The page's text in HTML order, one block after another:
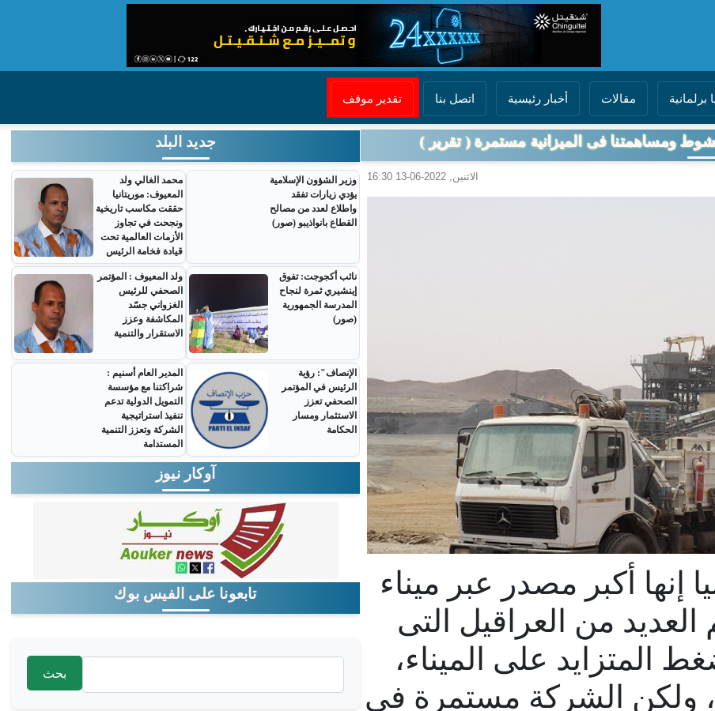
برلمانية مقالات أخبار رئيسية اتصل بنا تقدير موقف
ومساهمتنا فى الميزانية مستمرة ( تقرير )
الاثنين, 2022-06-13 16:30
أكبر مصدر عبر ميناء
من العراقيل التى
المتزايد على الميناء،
ولكن الشركة مستمرة فى
جديد البلد
وزير الشؤون الإسلامية
يؤدي زيارات تفقد
واطلاع لعدد من مصالح
القطاع بانواذيبو (صور)
محمد الغالي ولد
المعيوف: موريتانيا
حققت مكاسب تاريخية
ونجحت في تجاوز
الأزمات العالمية تحت
قيادة فخامة الرئيس
نائب أكجوجت: تفوق
إينشيري ثمرة لنجاح
المدرسة الجمهورية
(صور)
ولد المعيوف : المؤتمر
الصحفي للرئيس
الغزواني جسّد
المكاشفة وعزز
الاستقرار والتنمية
الإنصاف": رؤية
الرئيس في المؤتمر
الصحفي تعزز
الاستثمار ومسار
الحكامة
المدير العام أسنيم :
شراكتنا مع مؤسسة
التمويل الدولية تدعم
تنفيذ استراتيجية
الشركة وتعزز التنمية
المستدامة
آوكار نيوز
تابعونا على الفيس بوك
‏بحث ‏